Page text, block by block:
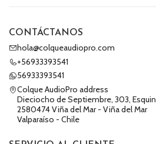
CONTÁCTANOS
hola@colqueaudiopro.com
+56933393541
56933393541
Colque AudioPro address
Dieciocho de Septiembre, 303,
2580474 Viña del Mar - Viña del Mar
Valparaíso - Chile